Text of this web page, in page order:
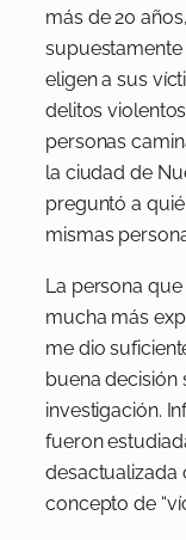
más de 20
eligen a sus
delitos
personas
la ciudad de
preguntó a
mismas
La persona
mucha más
me dio
buena decisión
investigación.
fueron
desactualizada
concepto de